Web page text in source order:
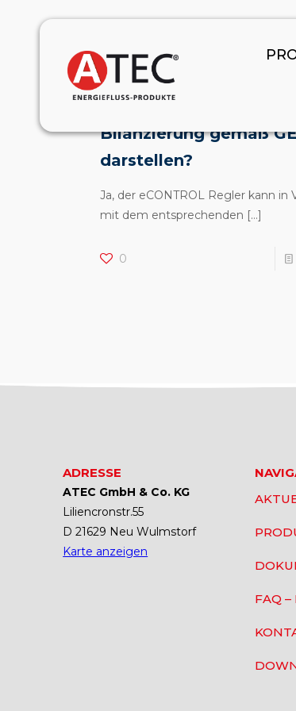
Kann der ATEC
Regler die Effizienz-
Bilanzierung gemäß
darstellen?
Ja, der eCONTROL Regler kann in
mit dem entsprechenden […]
0
ADRESSE
ATEC GmbH & Co. KG
Liliencronstr.55
D 21629 Neu Wulmstorf
Karte anzeigen
FAQ –